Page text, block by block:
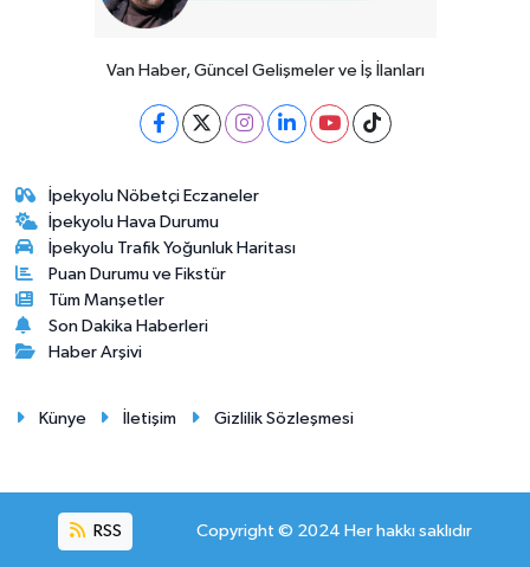
Van Haber, Güncel Gelişmeler ve İş İlanları
İpekyolu Nöbetçi Eczaneler
İpekyolu Hava Durumu
İpekyolu Trafik Yoğunluk Haritası
Puan Durumu ve Fikstür
Tüm Manşetler
Son Dakika Haberleri
Haber Arşivi
Künye İletişim Gizlilik Sözleşmesi
RSS Copyright © 2024 Her hakkı saklıdır